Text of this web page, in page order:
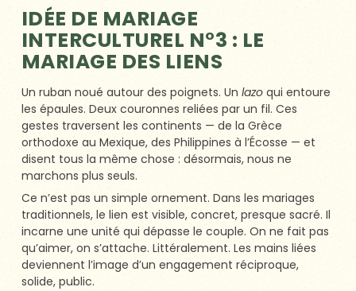
IDÉE DE MARIAGE
INTERCULTUREL N°3 : LE
MARIAGE DES LIENS
Un ruban noué autour des poignets. Un lazoqui entoure
les épaules. Deux couronnes reliées par un fil. Ces
gestes traversent les continents — de la Grèce
orthodoxe au Mexique, des Philippines à l’Écosse — et
disent tous la même chose : désormais, nous ne
marchons plus seuls.
Ce n’est pas un simple ornement. Dans les mariages
traditionnels, le lien est visible, concret, presque sacré. Il
incarne une unité qui dépasse le couple. On ne fait pas
qu’aimer, on s’attache. Littéralement. Les mains liées
deviennent l’image d’un engagement réciproque,
solide, public.